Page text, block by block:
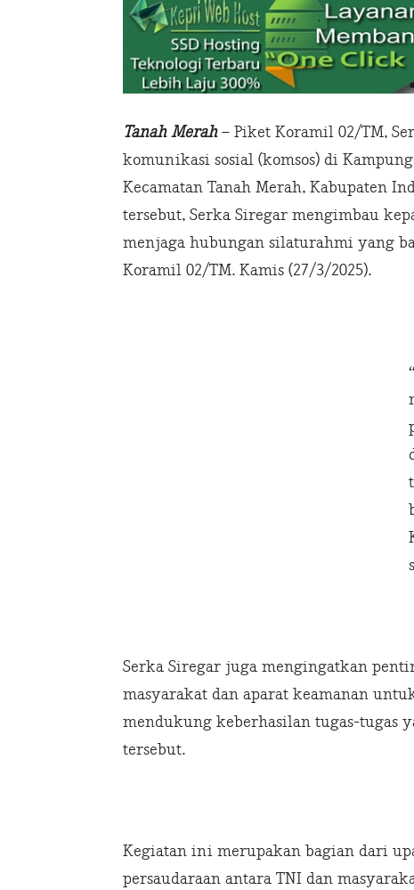
Tanah Merah– Piket Koramil 02/TM,
komunikasi sosial (komsos) di
Kecamatan Tanah Merah, Kabupaten
tersebut, Serka Siregar mengimbau
menjaga hubungan silaturahmi yang
Koramil 02/TM. Kamis (27/3/2025).
Serka Siregar juga mengingatkan
masyarakat dan aparat keamanan
mendukung keberhasilan tugas-tugas
tersebut.
Kegiatan ini merupakan bagian dari
persaudaraan antara TNI dan